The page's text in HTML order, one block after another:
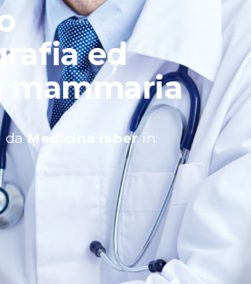
ed
mammaria
daMedicina Isberin: